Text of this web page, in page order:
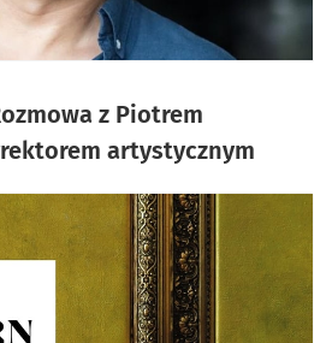
z Piotrem
artystycznym